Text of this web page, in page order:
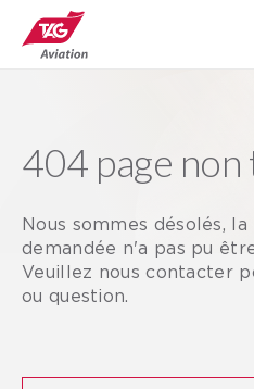
404 page
Nous sommes désolés,
demandée n'a pas pu
Veuillez nous contacter
ou question.